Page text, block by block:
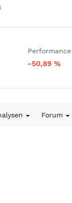
Performance
-50,89 %
Forum